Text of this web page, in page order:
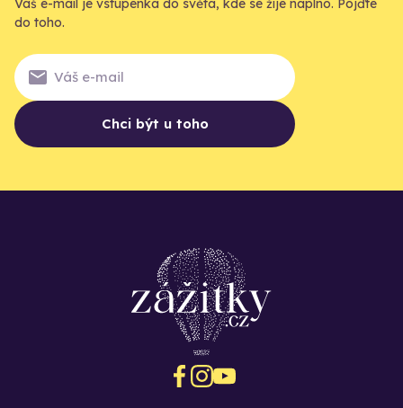
Váš e-mail je vstupenka do světa, kde se žije naplno. Pojďte
do toho.
Chci být u toho